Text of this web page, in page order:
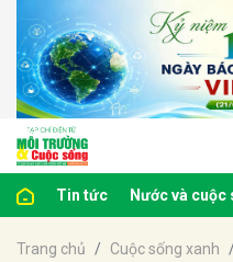
Tin tức Nước và cuộc
Trang chủ Cuộc sống xanh
luận